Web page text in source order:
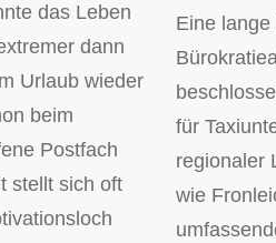
das Leben
dann
Urlaub wieder
beim
Postfach
stellt sich oft
Eine
für
regionaler
wie